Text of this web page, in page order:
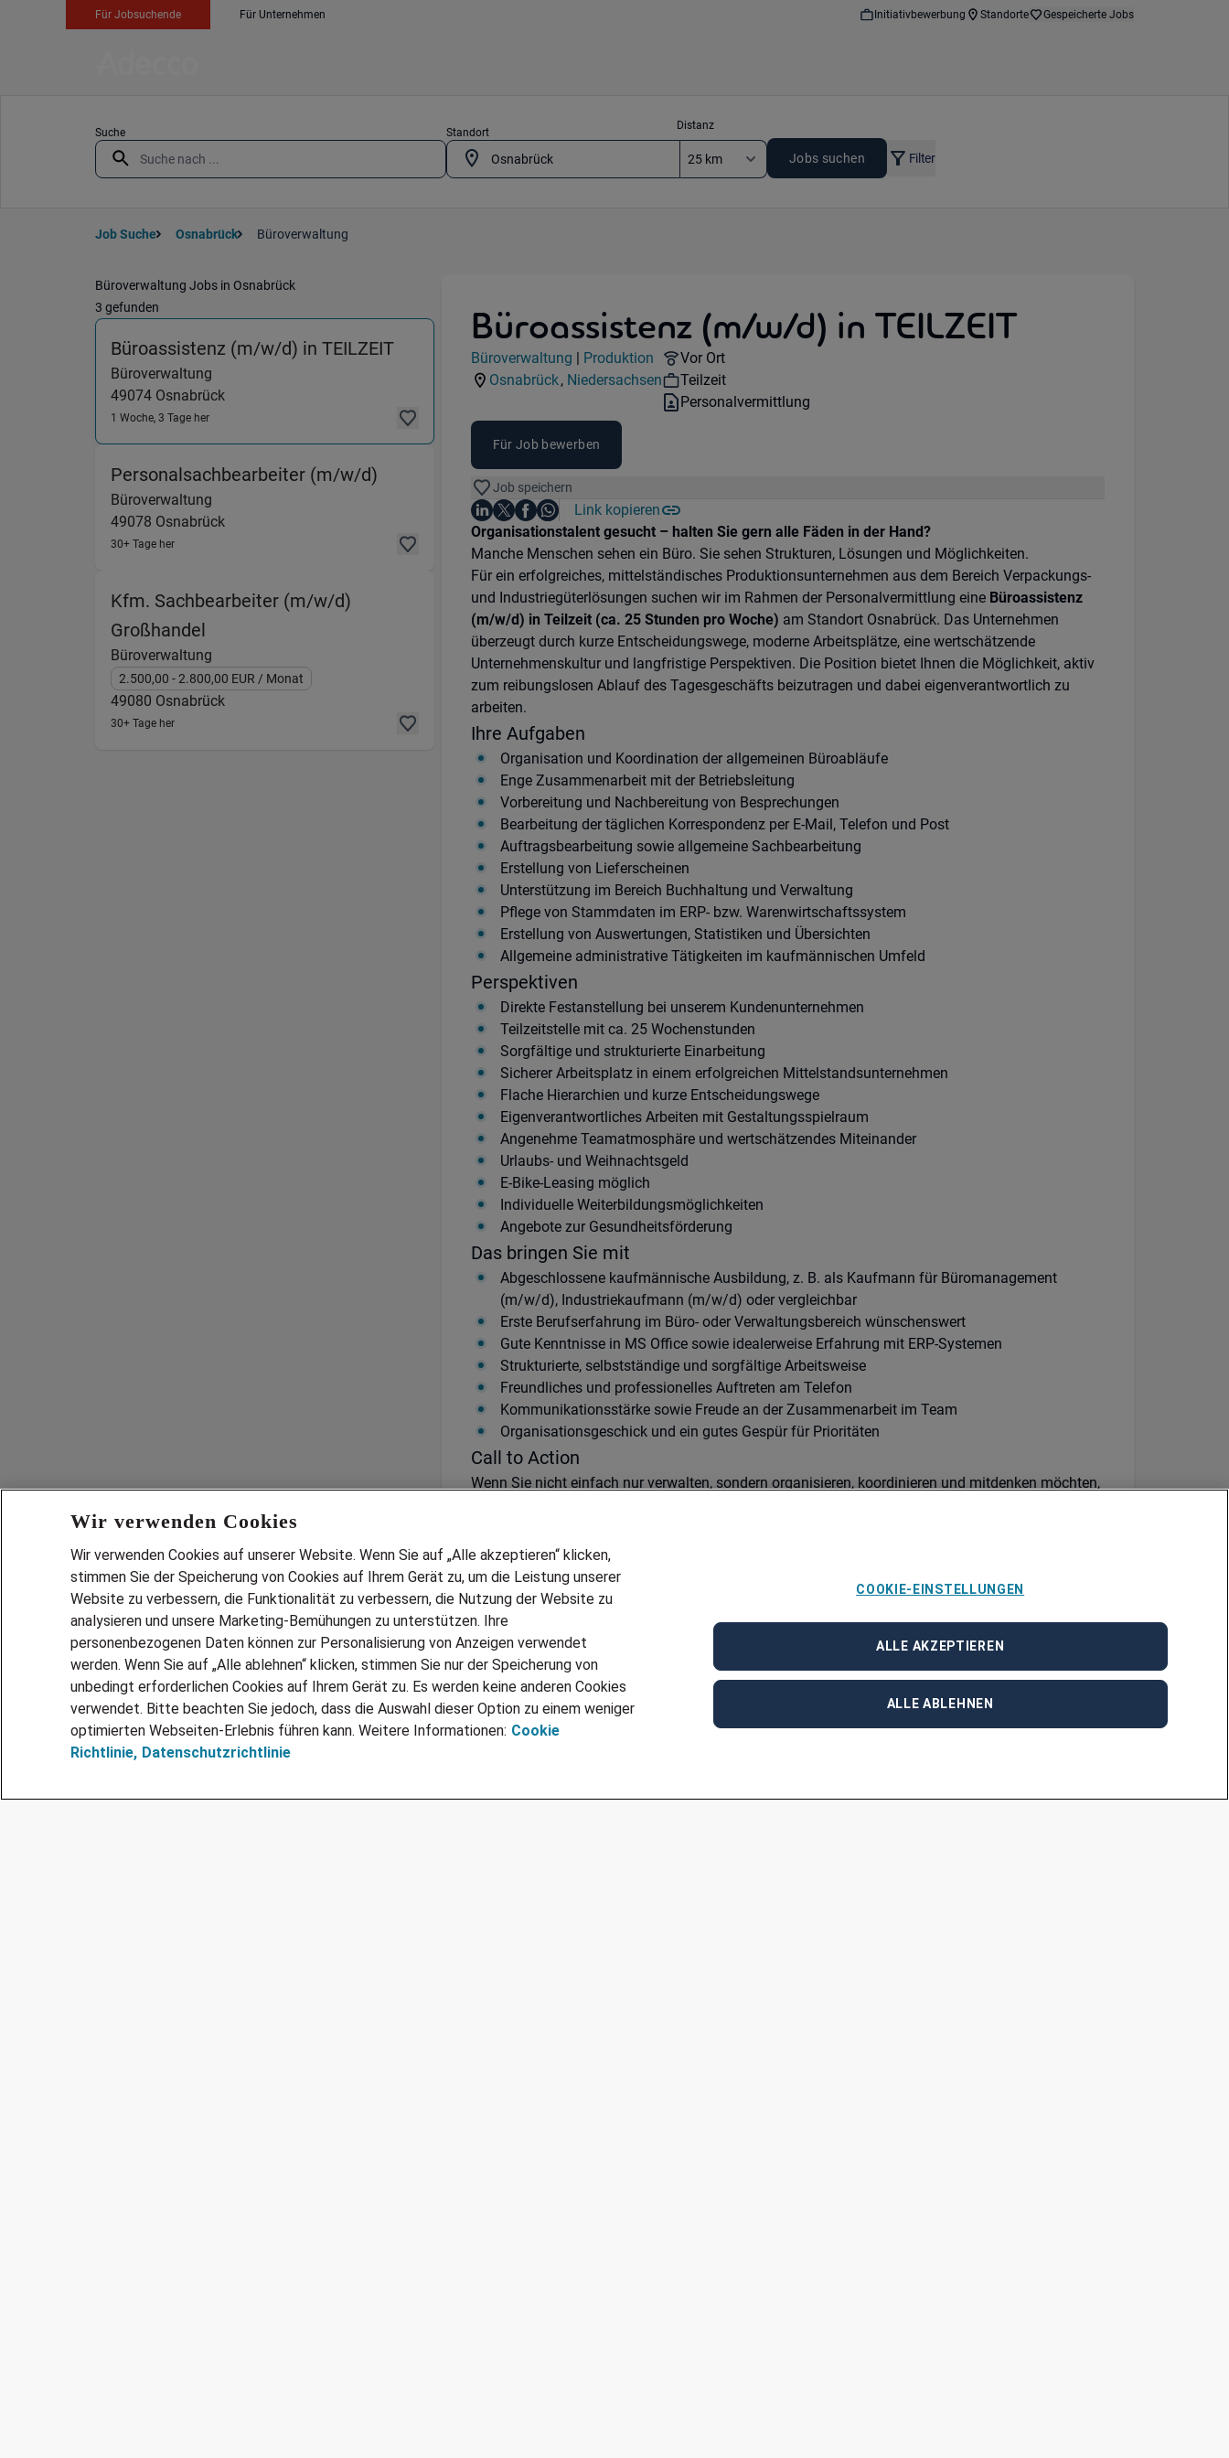
Für Jobsuchende Für Unternehmen Initiativbewerbung Standorte Gespeicherte Jobs
Suche Standort
Distanz
Jobs suchen Filter
Job Suche Osnabrück Büroverwaltung
Büroverwaltung Jobs in Osnabrück
3 gefunden
Büroassistenz (m/w/d) in TEILZEIT(Büroverwaltung) in 49074 Osnabrück
Büroverwaltung
49074 Osnabrück
1 Woche, 3 Tage her
Personalsachbearbeiter (m/w/d) (Büroverwaltung) in 49078 Osnabrück
Büroverwaltung
49078 Osnabrück
30+ Tage her
Kfm. Sachbearbeiter (m/w/d)
Großhandel (Büroverwaltung) in 49080 Osnabrück
Büroverwaltung
2.500,00 - 2.800,00 EUR / Monat
49080 Osnabrück
30+ Tage her
Büroassistenz (m/w/d) in TEILZEIT
Jobdetails
Kategorie:
Büroverwaltung |
Industry:
Produktion
Standorte:
Osnabrück,
Region:
Niedersachsen
Remote Option:
Vor Ort
Workhours:
Teilzeit
Vertragsart:
Personalvermittlung
Für Job bewerben
Job speichern
Teile diesen Job
Auf LinkedIn teilen
Auf X teilen
Auf Facebook teilen
Auf WhatsApp teilen
Link kopieren
Einleitung
Organisationstalent gesucht – halten Sie gern alle Fäden in der Hand?
Manche Menschen sehen ein Büro. Sie sehen Strukturen, Lösungen und Möglichkeiten.
Für ein erfolgreiches, mittelständisches Produktionsunternehmen aus dem Bereich Verpackungs-
und Industriegüterlösungen suchen wir im Rahmen der Personalvermittlung eine Büroassistenz
(m/w/d) in Teilzeit (ca. 25 Stunden pro Woche) am Standort Osnabrück. Das Unternehmen
überzeugt durch kurze Entscheidungswege, moderne Arbeitsplätze, eine wertschätzende
Unternehmenskultur und langfristige Perspektiven. Die Position bietet Ihnen die Möglichkeit, aktiv
zum reibungslosen Ablauf des Tagesgeschäfts beizutragen und dabei eigenverantwortlich zu
arbeiten.
Ihre Aufgaben
Organisation und Koordination der allgemeinen Büroabläufe
Enge Zusammenarbeit mit der Betriebsleitung
Vorbereitung und Nachbereitung von Besprechungen
Bearbeitung der täglichen Korrespondenz per E-Mail, Telefon und Post
Auftragsbearbeitung sowie allgemeine Sachbearbeitung
Erstellung von Lieferscheinen
Unterstützung im Bereich Buchhaltung und Verwaltung
Pflege von Stammdaten im ERP- bzw. Warenwirtschaftssystem
Erstellung von Auswertungen, Statistiken und Übersichten
Allgemeine administrative Tätigkeiten im kaufmännischen Umfeld
Perspektiven
Direkte Festanstellung bei unserem Kundenunternehmen
Teilzeitstelle mit ca. 25 Wochenstunden
Sorgfältige und strukturierte Einarbeitung
Sicherer Arbeitsplatz in einem erfolgreichen Mittelstandsunternehmen
Flache Hierarchien und kurze Entscheidungswege
Eigenverantwortliches Arbeiten mit Gestaltungsspielraum
Angenehme Teamatmosphäre und wertschätzendes Miteinander
Urlaubs- und Weihnachtsgeld
E-Bike-Leasing möglich
Individuelle Weiterbildungsmöglichkeiten
Angebote zur Gesundheitsförderung
Das bringen Sie mit
Abgeschlossene kaufmännische Ausbildung, z. B. als Kaufmann für Büromanagement
(m/w/d), Industriekaufmann (m/w/d) oder vergleichbar
Erste Berufserfahrung im Büro- oder Verwaltungsbereich wünschenswert
Gute Kenntnisse in MS Office sowie idealerweise Erfahrung mit ERP-Systemen
Strukturierte, selbstständige und sorgfältige Arbeitsweise
Freundliches und professionelles Auftreten am Telefon
Kommunikationsstärke sowie Freude an der Zusammenarbeit im Team
Organisationsgeschick und ein gutes Gespür für Prioritäten
Call to Action
Wenn Sie nicht einfach nur verwalten, sondern organisieren, koordinieren und mitdenken möchten,
Zuverlässigkeit, Teamgeist und Engagement lebt.
Wir freuen uns auf Ihre Bewerbung und begleiten Sie persönlich auf dem Weg zu Ihrem neuen Job.
Bitte senden Sie uns Ihren Lebenslauf bevorzugt über unsere Online-Bewerbungsplattform oder
über die angegebene E-Mail-Adresse und wir setzen uns mit Ihnen in Verbindung.
Kontakt
Für weitere Fragen zu dieser Position JN -072026-1138639, nehmen Sie gerne Kontakt mit Martina
Slaghekke unter 054150006102 oder martina.slaghekke@adecco.de
RefJN -072026-1138639
Wir verwenden Cookies
Wir verwenden Cookies auf unserer Website. Wenn Sie auf „Alle akzeptieren“ klicken,
stimmen Sie der Speicherung von Cookies auf Ihrem Gerät zu, um die Leistung unserer
Website zu verbessern, die Funktionalität zu verbessern, die Nutzung der Website zu
analysieren und unsere Marketing-Bemühungen zu unterstützen. Ihre
personenbezogenen Daten können zur Personalisierung von Anzeigen verwendet
werden. Wenn Sie auf „Alle ablehnen“ klicken, stimmen Sie nur der Speicherung von
unbedingt erforderlichen Cookies auf Ihrem Gerät zu. Es werden keine anderen Cookies
verwendet. Bitte beachten Sie jedoch, dass die Auswahl dieser Option zu einem weniger
optimierten Webseiten-Erlebnis führen kann. Weitere Informationen: Cookie
Richtlinie, Datenschutzrichtlinie
COOKIE-EINSTELLUNGEN
ALLE ABLEHNEN
ALLE AKZEPTIEREN